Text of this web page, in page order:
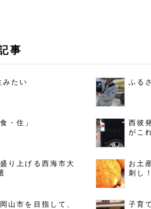
事
みたい ふる
・住」
西彼
がこ
り上げる西海市大
お土
刺し
山市を目指して、
子育